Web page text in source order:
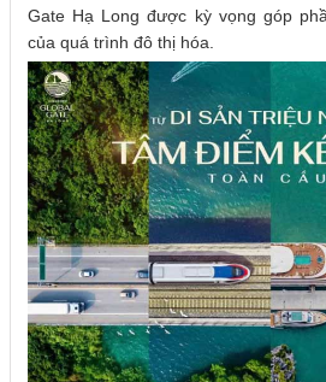
Gate Hạ Long được kỳ vọng góp
của quá trình đô thị hóa.